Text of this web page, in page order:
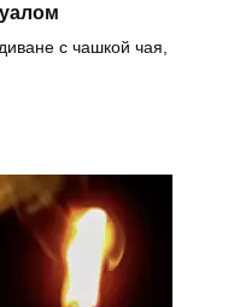
с чашкой чая,